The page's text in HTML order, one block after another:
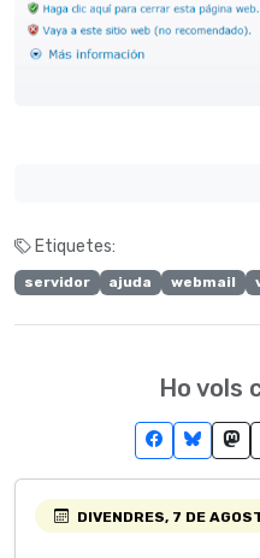
Etiquetes:
servidor ajuda webmail
Ho vols
DIVENDRES, 7 DE